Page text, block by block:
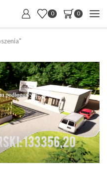
0 0